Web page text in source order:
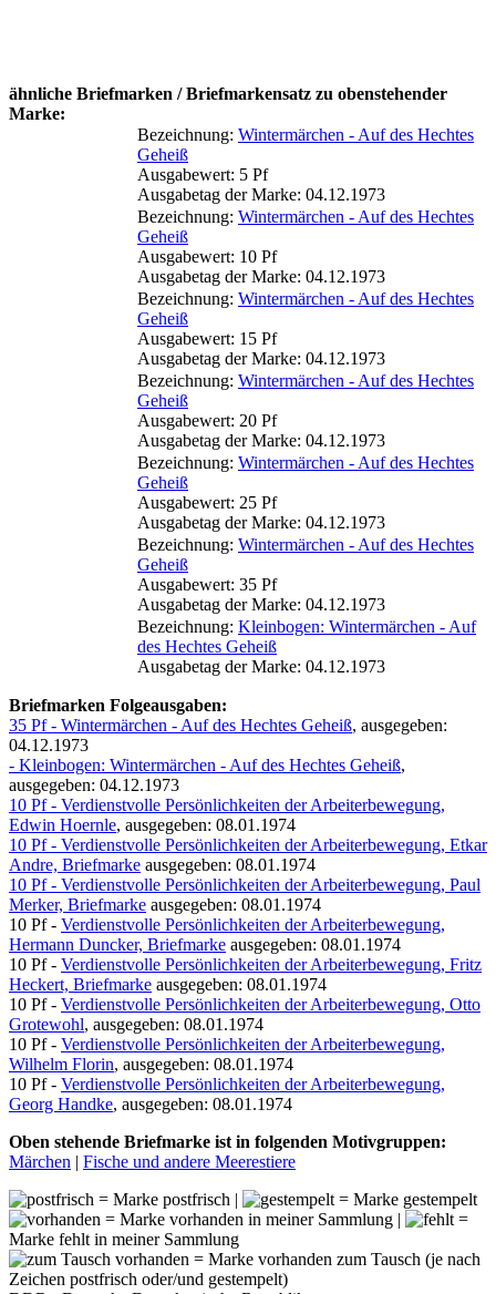
ähnliche Briefmarken / Briefmarkensatz zu obenstehender
Marke:
Bezeichnung: Wintermärchen - Auf des Hechtes
Geheiß
Ausgabewert: 5 Pf
Ausgabetag der Marke: 04.12.1973
Bezeichnung: Wintermärchen - Auf des Hechtes
Geheiß
Ausgabewert: 10 Pf
Ausgabetag der Marke: 04.12.1973
Bezeichnung: Wintermärchen - Auf des Hechtes
Geheiß
Ausgabewert: 15 Pf
Ausgabetag der Marke: 04.12.1973
Bezeichnung: Wintermärchen - Auf des Hechtes
Geheiß
Ausgabewert: 20 Pf
Ausgabetag der Marke: 04.12.1973
Bezeichnung: Wintermärchen - Auf des Hechtes
Geheiß
Ausgabewert: 25 Pf
Ausgabetag der Marke: 04.12.1973
Bezeichnung: Wintermärchen - Auf des Hechtes
Geheiß
Ausgabewert: 35 Pf
Ausgabetag der Marke: 04.12.1973
Bezeichnung: Kleinbogen: Wintermärchen - Auf
des Hechtes Geheiß
Ausgabetag der Marke: 04.12.1973
Briefmarken Folgeausgaben:
35 Pf - Wintermärchen - Auf des Hechtes Geheiß, ausgegeben:
04.12.1973
- Kleinbogen: Wintermärchen - Auf des Hechtes Geheiß,
ausgegeben: 04.12.1973
10 Pf - Verdienstvolle Persönlichkeiten der Arbeiterbewegung,
Edwin Hoernle, ausgegeben: 08.01.1974
10 Pf - Verdienstvolle Persönlichkeiten der Arbeiterbewegung, Etkar
Andre, Briefmarke ausgegeben: 08.01.1974
10 Pf - Verdienstvolle Persönlichkeiten der Arbeiterbewegung, Paul
Merker, Briefmarke ausgegeben: 08.01.1974
10 Pf - Verdienstvolle Persönlichkeiten der Arbeiterbewegung,
Hermann Duncker, Briefmarke ausgegeben: 08.01.1974
10 Pf - Verdienstvolle Persönlichkeiten der Arbeiterbewegung, Fritz
Heckert, Briefmarke ausgegeben: 08.01.1974
10 Pf - Verdienstvolle Persönlichkeiten der Arbeiterbewegung, Otto
Grotewohl, ausgegeben: 08.01.1974
10 Pf - Verdienstvolle Persönlichkeiten der Arbeiterbewegung,
Wilhelm Florin, ausgegeben: 08.01.1974
10 Pf - Verdienstvolle Persönlichkeiten der Arbeiterbewegung,
Georg Handke, ausgegeben: 08.01.1974
Oben stehende Briefmarke ist in folgenden Motivgruppen:
Märchen | Fische und andere Meerestiere
= Marke postfrisch |
= Marke gestempelt
= Marke vorhanden in meiner Sammlung |
=
Marke fehlt in meiner Sammlung
= Marke vorhanden zum Tausch (je nach
Zeichen postfrisch oder/und gestempelt)